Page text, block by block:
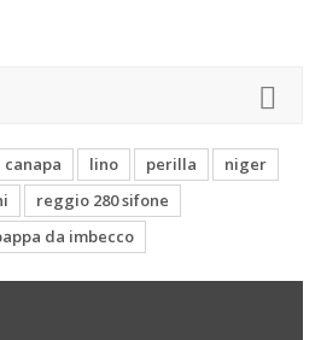
canapa lino perilla
niger
reggio 280 sifone
da imbecco